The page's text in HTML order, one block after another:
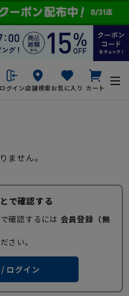
ログイン店舗検索お気に入り カート
ません。
で確認する
確認するには 会員登録（無
さい。
ログイン